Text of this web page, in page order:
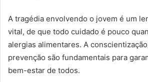
A tragédia envolvendo o jovem é um
vital, de que todo cuidado é pouco
alergias alimentares. A
prevenção são fundamentais para
bem-estar de todos.